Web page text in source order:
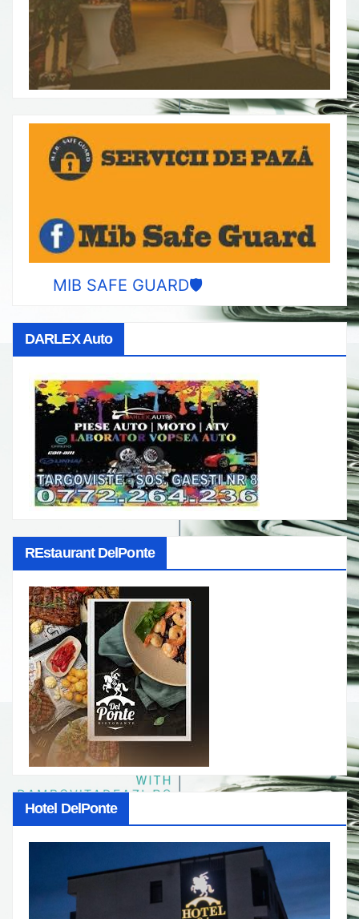
MIB SAFE GUARD🛡️
DARLEX Auto
REstaurant DelPonte
Hotel DelPonte